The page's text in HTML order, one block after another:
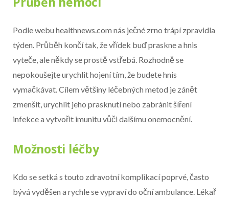
Podle webu healthnews.com nás ječné zrno trápí zpravidla
týden. Průběh končí tak, že vřídek buď praskne a hnis
vyteče, ale někdy se prostě vstřebá. Rozhodně se
nepokoušejte urychlit hojení tím, že budete hnis
vymačkávat. Cílem většiny léčebných metod je zánět
zmenšit, urychlit jeho prasknutí nebo zabránit šíření
infekce a vytvořit imunitu vůči dalšímu onemocnění.
Možnosti léčby
Kdo se setká s touto zdravotní komplikací poprvé, často
bývá vyděšen a rychle se vypraví do oční ambulance. Lékař